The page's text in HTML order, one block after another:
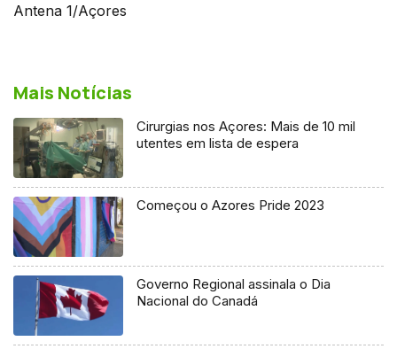
Antena 1/Açores
Mais Notícias
Cirurgias nos Açores: Mais de 10 mil
utentes em lista de espera
Começou o Azores Pride 2023
Governo Regional assinala o Dia
Nacional do Canadá